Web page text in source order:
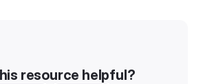
resource helpful?